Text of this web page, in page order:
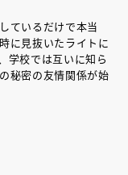
ているだけで本当
に見抜いたライトに
学校では互いに知ら
秘密の友情関係が始